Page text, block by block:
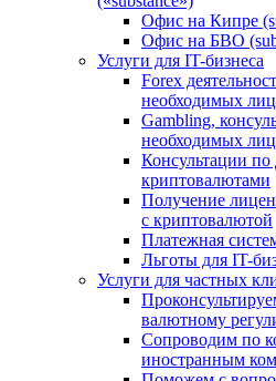
Офис на Кипре
Офис на БВО
Услуги для IT-бизнеса
Forex
необходимых
Gambling,
необходимых
Консультации по
криптовалютами
Получение
с криптовалютой
Платежная
Льготы для IT-
Услуги для частных
валютному
Сопроводим по
иностранным